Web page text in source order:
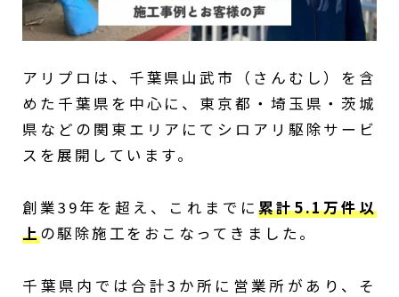
アリプロは、千葉県山武市（さんむし）を含
めた千葉県を中心に、東京都・埼玉県・茨城
県などの関東エリアにてシロアリ駆除サービ
スを展開しています。
創業39年を超え、これまでに 累計5.1万件以
上の駆除施工をおこなってきました。
千葉県内では合計3か所に営業所があり、そ